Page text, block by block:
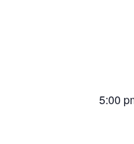
w
y
5:00